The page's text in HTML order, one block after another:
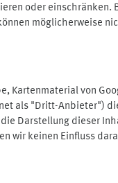
oder
möglicherweise
Kartenmaterial von
als "Dritt-Anbieter")
Darstellung dieser
wir keinen Einfluss